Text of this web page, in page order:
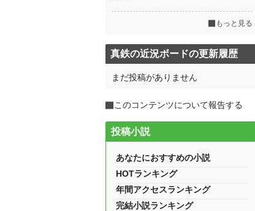
もっと見る
真鉄の近況ボードの更新履歴
まだ投稿がありません
このコンテンツについて報告する
投稿小説
あなたにおすすめの小説
HOTランキング
年間アクセスランキング
完結小説ランキング